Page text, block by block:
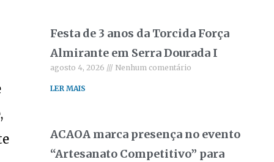
Festa de 3 anos da Torcida Força
Almirante em Serra Dourada I
agosto 4, 2026 Nenhum comentário
LER MAIS
ACAOA marca presença no evento
“Artesanato Competitivo” para